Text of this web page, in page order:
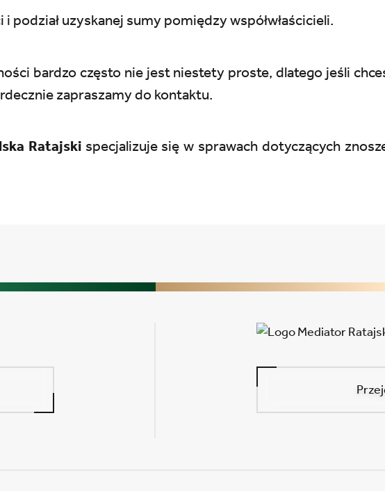
podział uzyskanej sumy pomiędzy współwłaścicieli.
bardzo często nie jest niestety proste, dlatego jeśli
zapraszamy do kontaktu.
Ratajskispecjalizuje się w sprawach dotyczących